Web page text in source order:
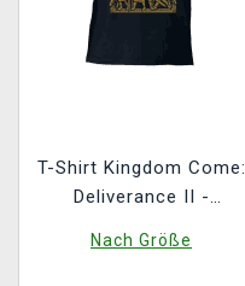
T-Shirt Kingdom Come:
Deliverance II -
Nach Größe